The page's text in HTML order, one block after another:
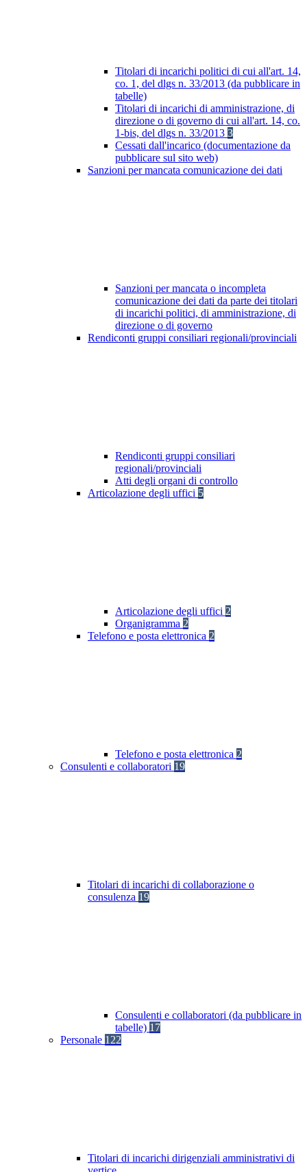
Titolari di incarichi politici di cui all'art. 14,
co. 1, del dlgs n. 33/2013 (da pubblicare in
tabelle)
Titolari di incarichi di amministrazione, di
direzione o di governo di cui all'art. 14, co.
1-bis, del dlgs n. 33/2013 3
Cessati dall'incarico (documentazione da
pubblicare sul sito web)
Sanzioni per mancata comunicazione dei dati
Sanzioni per mancata o incompleta
comunicazione dei dati da parte dei titolari
di incarichi politici, di amministrazione, di
direzione o di governo
Rendiconti gruppi consiliari regionali/provinciali
Rendiconti gruppi consiliari
regionali/provinciali
Atti degli organi di controllo
Articolazione degli uffici 5
Articolazione degli uffici 2
Organigramma 2
Telefono e posta elettronica 2
Telefono e posta elettronica 2
Consulenti e collaboratori 19
Titolari di incarichi di collaborazione o
consulenza 19
Consulenti e collaboratori (da pubblicare in
tabelle) 17
Personale 122
Titolari di incarichi dirigenziali amministrativi di